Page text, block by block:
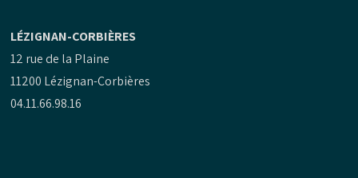
LÉZIGNAN-CORBIÈRES
12 rue de la Plaine
11200 Lézignan-Corbières
04.11.66.98.16